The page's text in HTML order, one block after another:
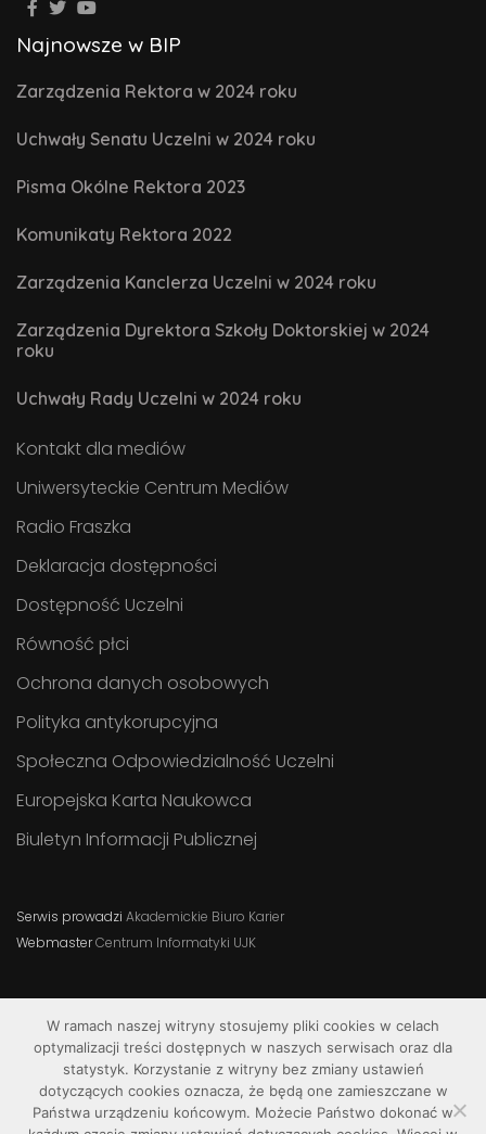
Najnowsze w BIP
Zarządzenia Rektora w 2024 roku
Uchwały Senatu Uczelni w 2024 roku
Pisma Okólne Rektora 2023
Komunikaty Rektora 2022
Zarządzenia Kanclerza Uczelni w 2024 roku
Zarządzenia Dyrektora Szkoły Doktorskiej w 2024
roku
Uchwały Rady Uczelni w 2024 roku
Kontakt dla mediów
Uniwersyteckie Centrum Mediów
Radio Fraszka
Deklaracja dostępności
Dostępność Uczelni
Równość płci
Ochrona danych osobowych
Polityka antykorupcyjna
Społeczna Odpowiedzialność Uczelni
Europejska Karta Naukowca
Biuletyn Informacji Publicznej
Serwis prowadzi Akademickie Biuro Karier
WebmasterCentrum Informatyki UJK
W ramach naszej witryny stosujemy pliki cookies w celach
optymalizacji treści dostępnych w naszych serwisach oraz dla
statystyk. Korzystanie z witryny bez zmiany ustawień
dotyczących cookies oznacza, że będą one zamieszczane w
Państwa urządzeniu końcowym. Możecie Państwo dokonać w